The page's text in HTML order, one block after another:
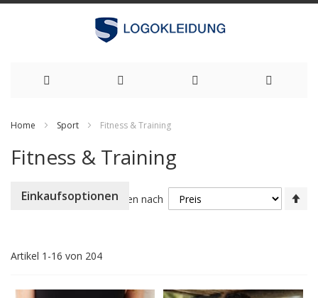
springen
Home Sport Fitness & Training
Fitness & Training
Artikel 1 -16 von 204
Sortieren nach
Einkaufsoptionen